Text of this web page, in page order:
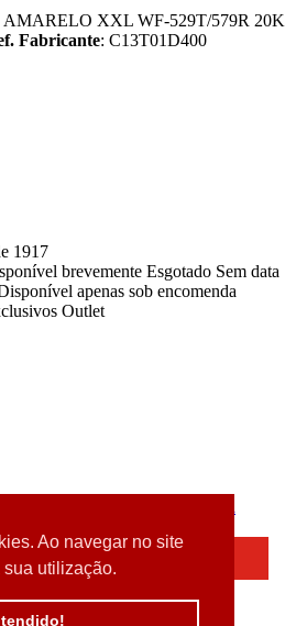
Ao navegar no site
utilização.
XXL WF-529T/579R 20K
Fabricante: C13T01D400
1917
brevemente Esgotado Sem data
apenas sob encomenda
Outlet
browser desatualizado